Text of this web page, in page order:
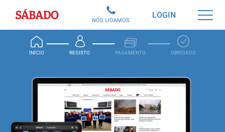
Sábado
INÍCIO REGISTO PAGAMENTO OBRIGADO
LOGIN
NÓS LIGAMOS